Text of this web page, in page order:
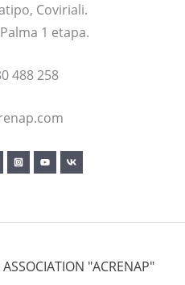
Coviriali.
1 etapa.
488 258
"ACRENAP"